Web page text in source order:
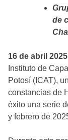
de
16 de abril
Instituto de
Potosí (ICAT),
constancias de
éxito una serie
y febrero de